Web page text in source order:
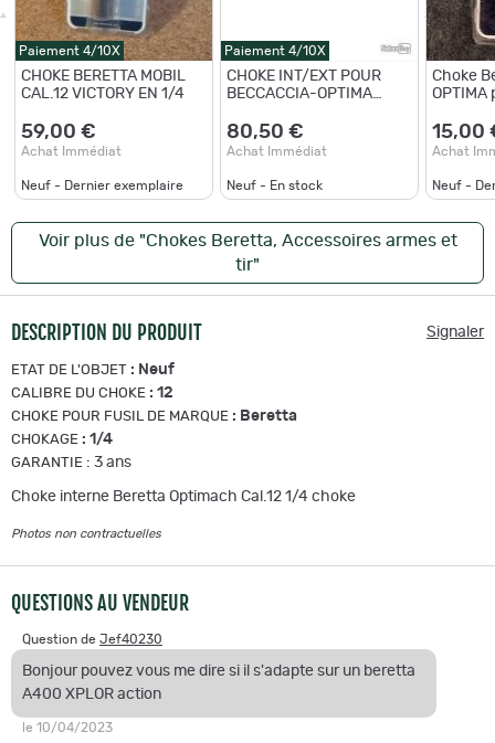
Paiement 4/10X
CHOKE BERETTA MOBIL
CAL.12 VICTORY EN 1/4
59,00 €
Achat Immédiat
Neuf - Dernier exemplaire
Paiement 4/10X
CHOKE INT/EXT POUR
BECCACCIA-OPTIMA
120 mm - 1/4
80,50 €
Achat Immédiat
Neuf - En stock
Choke
15,00
Achat
Neuf -
Voir plus de "Chokes Beretta, Accessoires armes et
tir"
DESCRIPTION DU PRODUIT Signaler
ETAT DE L'OBJET : Neuf
CALIBRE DU CHOKE : 12
CHOKE POUR FUSIL DE MARQUE : Beretta
CHOKAGE : 1/4
GARANTIE : 3 ans
Choke interne Beretta Optimach Cal.12 1/4 choke
Photos non contractuelles
QUESTIONS AU VENDEUR
Question de Jef40230
Bonjour pouvez vous me dire si il s'adapte sur un beretta
A400 XPLOR action
le 10/04/2023